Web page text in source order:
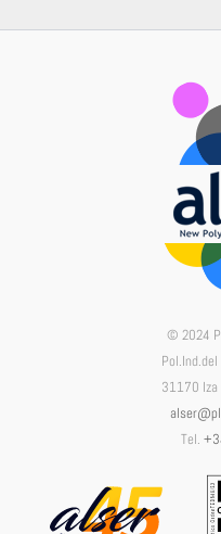
© 2024
31170 Iza
Tel.